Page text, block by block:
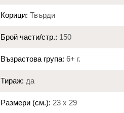
Корици: Твърди
Брой части/стр.: 150
Възрастова група: 6+ г.
Тираж: да
Размери (см.): 23 х 29